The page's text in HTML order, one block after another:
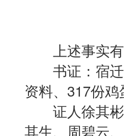
上述事实有
书证：宿迁
资料、317份
证人徐其彬
其生、周碧云